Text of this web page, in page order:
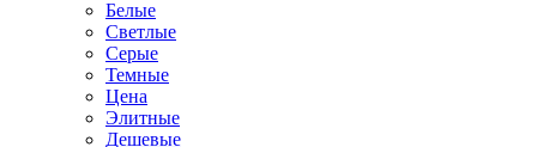
Белые
Светлые
Серые
Темные
Цена
Элитные
Дешевые